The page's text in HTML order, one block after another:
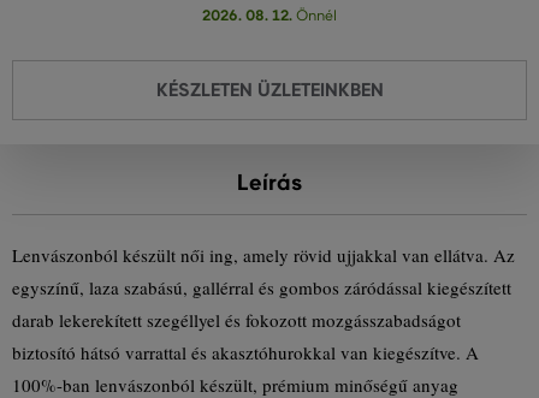
2026. 08. 12. Önnél
KÉSZLETEN ÜZLETEINKBEN
Leírás
Lenvászonból készült női ing, amely rövid ujjakkal van ellátva. Az
egyszínű, laza szabású, gallérral és gombos záródással kiegészített
darab lekerekített szegéllyel és fokozott mozgásszabadságot
biztosító hátsó varrattal és akasztóhurokkal van kiegészítve. A
100%-ban lenvászonból készült, prémium minőségű anyag